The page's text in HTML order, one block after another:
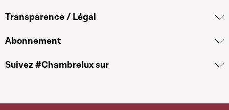
Transparence / Légal
Abonnement
Suivez #Chambrelux sur